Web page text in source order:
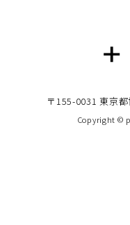
〒155-0031 東京
Copyright ©